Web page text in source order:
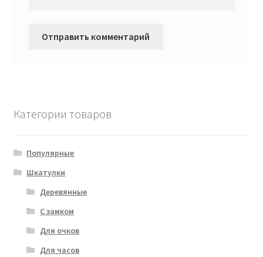
Категории товаров
Популярные
Шкатулки
Деревянные
С замком
Для очков
Для часов